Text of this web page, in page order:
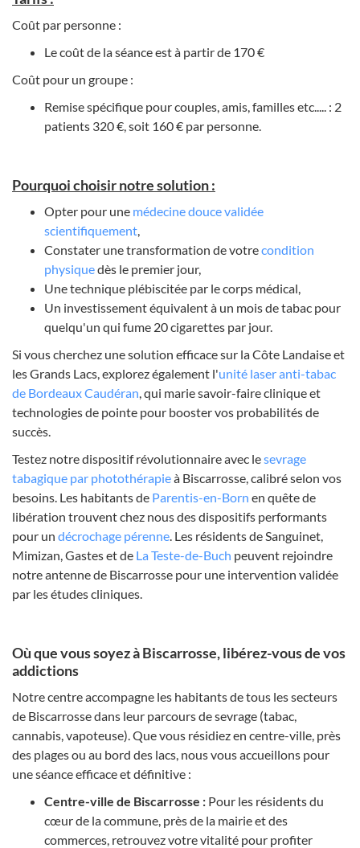
Coût par personne :
Le coût de la séance est à partir de 170 €
Coût pour un groupe :
Remise spécifique pour couples, amis, familles etc..... : 2
patients 320 €, soit 160 € par personne.
Pourquoi choisir notre solution :
Opter pour une médecine douce validée
scientifiquement,
Constater une transformation de votrecondition
physiquedès le premier jour,
Une technique plébiscitée par le corps médical,
Un investissement équivalent à un mois de tabac pour
quelqu'un qui fume 20 cigarettes par jour.
Si vous cherchez une solution efficace sur la Côte Landaise et
les Grands Lacs, explorez également l'unité laser anti-tabac
de Bordeaux Caudéran, qui marie savoir-faire clinique et
technologies de pointe pour booster vos probabilités de
succès.
Testez notre dispositif révolutionnaire avec lesevrage
tabagique par photothérapieà Biscarrosse, calibré selon vos
besoins. Les habitants de Parentis-en-Born en quête de
libération trouvent chez nous des dispositifs performants
pour un décrochage pérenne. Les résidents de Sanguinet,
Mimizan, Gastes et de La Teste-de-Buch peuvent rejoindre
notre antenne de Biscarrosse pour une intervention validée
par les études cliniques.
Où que vous soyez à Biscarrosse, libérez-vous de vos
addictions
Notre centre accompagne les habitants de tous les secteurs
de Biscarrosse dans leur parcours de sevrage (tabac,
cannabis, vapoteuse). Que vous résidiez en centre-ville, près
des plages ou au bord des lacs, nous vous accueillons pour
une séance efficace et définitive :
Centre-ville de Biscarrosse : Pour les résidents du
cœur de la commune, près de la mairie et des
commerces, retrouvez votre vitalité pour profiter